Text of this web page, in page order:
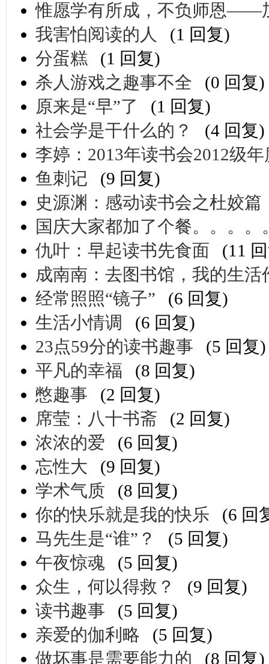
惟愿学有所成，不负师恩——
我害怕阅读的人
(1 回复)
分蛋糕
(1 回复)
杀人游戏之趣事不全
(0 回复)
原来是“早”了
(1 回复)
社会学是干什么的？
(4 回复)
李婷：2013年读书会2012级
鱼刺记
(9 回复)
史源渊：感动读书会之杜姣篇
国庆大家都加了个餐。。。。
仇叶：早起读书先食面
(11
成南南：去图书馆，我的生活
经常照照“镜子”
(6 回复)
生活小情调
(6 回复)
23点59分的读书趣事
(5 回复)
平凡的幸福
(8 回复)
憋趣事
(2 回复)
席莹：八十书斋
(2 回复)
浓浓的爱
(6 回复)
忘性大
(9 回复)
学术气质
(8 回复)
你的快乐就是我的快乐
(6 回
马先生是“谁”？
(5 回复)
午夜惊魂
(5 回复)
众生，何以得救？
(9 回复)
读书趣事
(5 回复)
亲爱的伽利略
(5 回复)
做坏事是需要能力的
(8 回复)